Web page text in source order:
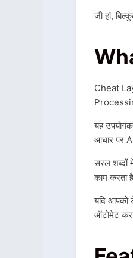
जी हां,
Cheat
यह
आधार पर
सरल शब्दों
काम करता
यदि आपको
ऑटोमेट